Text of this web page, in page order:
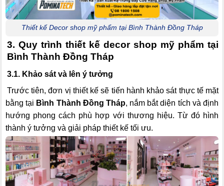
Thiết kế Decor shop mỹ phẩm tại Bình Thành Đồng Tháp
3. Quy trình thiết kế decor shop mỹ phẩm tại
Bình Thành Đồng Tháp
3.1. Khảo sát và lên ý tưởng
Trước tiên, đơn vị thiết kế sẽ tiến hành khảo sát thực tế mặt
bằng tại Bình Thành Đồng Tháp, nắm bắt diện tích và định
hướng phong cách phù hợp với thương hiệu. Từ đó hình
thành ý tưởng và giải pháp thiết kế tối ưu.